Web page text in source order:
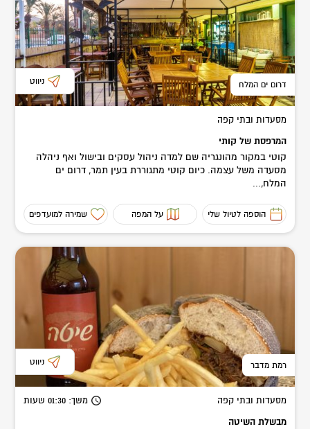
דרום ים המלח ניווט
מסעדות ובתי קפה
המרפסת של קותי
קוטי במקור מהונגריה שם למדה ניהול עסקים ובישול ואף ניהלה
מסעדה משל עצמה. כיום קוטי מתגוררת בעין תמר, דרום ים
המלח,...
הוספה לטיול שלי על המפה שמירה למועדפים
רמת מדבר ניווט
מסעדות ובתי קפה משך: 01:30 שעות
מבשלת השיטה